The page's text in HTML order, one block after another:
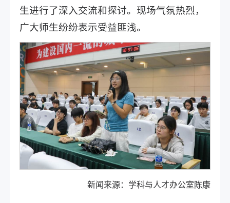
生进行了深入交流和探讨。现场气氛热烈，
广大师生纷纷表示受益匪浅。
新闻来源：学科与人才办公室陈康